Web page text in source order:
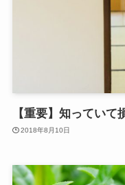
【重要】知ってい
2018年8月10日